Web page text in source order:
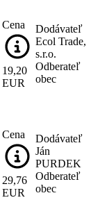
Cena
19,20
EUR
Dodávateľ
Ecol Trade,
s.r.o.
Odberateľ
obec
Cena
29,76
EUR
Dodávateľ
Ján
PURDEK
Odberateľ
obec